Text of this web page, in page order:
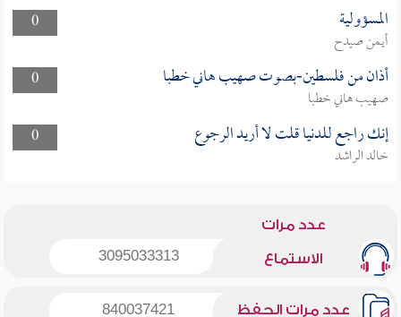
0
المسؤولية
أيمن صيدح
0
أذان من فلسطين-بصوت صهيب هاني خطبا
صهيب هاني خطبا
0
إنك راجع للدنيا قلت لا أريد الرجوع
خالد الراشد
عدد مرات
الاستماع 3095033313
عدد مرات الحفظ 840037421